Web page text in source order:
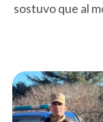
sostuvo que al